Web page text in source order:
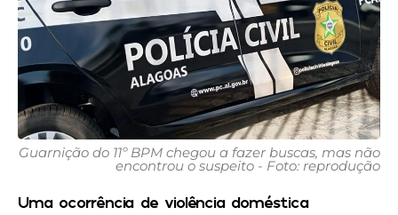
Guarnição do 11º BPM chegou a fazer buscas, mas não
encontrou o suspeito - Foto: reprodução
Uma ocorrência de violência doméstica